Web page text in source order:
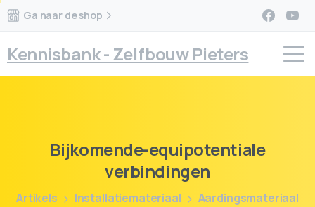
Ga naar de shop
Kennisbank - Zelfbouw Pieters
Bijkomende-equipotentiale
verbindingen
Artikels Installatiemateriaal
Aardingsmateriaal